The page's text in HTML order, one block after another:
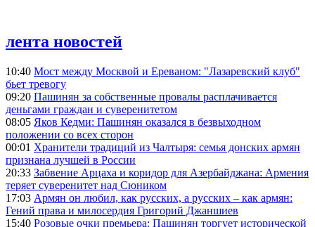
лента новостей
10:40 Мост между Москвой и Ереваном: "Лазаревский клуб"
бьет тревогу
09:20 Пашинян за собственные провалы расплачивается
деньгами граждан и суверенитетом
08:05 Яков Кедми: Пашинян оказался в безвыходном
положении со всех сторон
00:01 Хранители традиций из Чалтыря: семья донских армян
признана лучшей в России
20:33 Забвение Арцаха и коридор для Азербайджана: Армения
теряет суверенитет над Сюником
17:03 Армян он любил, как русских, а русских – как армян:
Гений права и милосердия Григорий Джаншиев
15:40 Розовые очки премьера: Пашинян торгует исторической